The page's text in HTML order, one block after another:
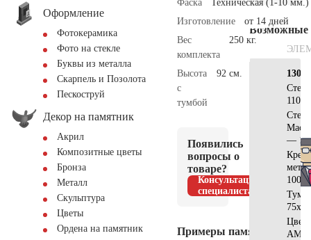
Оформление
Фотокерамика
Фото на стекле
Буквы из металла
Скарпель и Позолота
Пескоструй
Декор на памятник
Акрил
Композитные цветы
Бронза
Металл
Скульптура
Цветы
Ордена на памятник
Фаска
Техническая (1-10 мм.)
Изготовление
от 14 дней
Вес
комплекта
250 кг.
Высота
с
тумбой
92 см.
Появились
вопросы о
товаре?
Консультация
специалиста
Примеры памятников
Возможные
Стела
—